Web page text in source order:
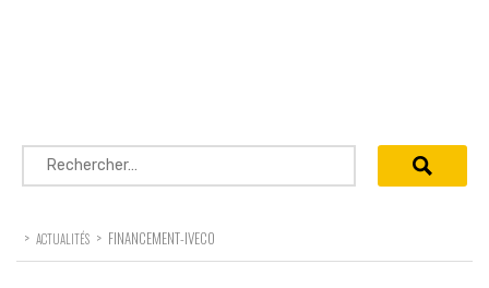
Rechercher :
> ACTUALITÉS > FINANCEMENT-IVECO